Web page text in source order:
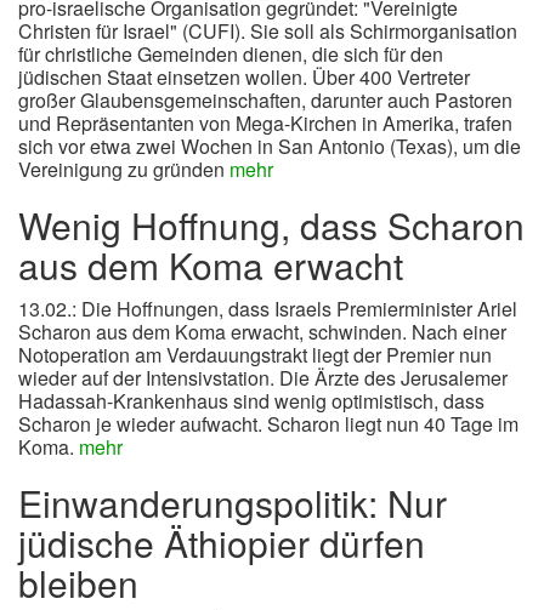
pro-israelische Organisation gegründet: "Vereinigte
Christen für Israel" (CUFI). Sie soll als Schirmorganisation
für christliche Gemeinden dienen, die sich für den
jüdischen Staat einsetzen wollen. Über 400 Vertreter
großer Glaubensgemeinschaften, darunter auch Pastoren
und Repräsentanten von Mega-Kirchen in Amerika, trafen
sich vor etwa zwei Wochen in San Antonio (Texas), um die
Vereinigung zu gründen mehr
Wenig Hoffnung, dass Scharon
aus dem Koma erwacht
13.02.: Die Hoffnungen, dass Israels Premierminister Ariel
Scharon aus dem Koma erwacht, schwinden. Nach einer
Notoperation am Verdauungstrakt liegt der Premier nun
wieder auf der Intensivstation. Die Ärzte des Jerusalemer
Hadassah-Krankenhaus sind wenig optimistisch, dass
Scharon je wieder aufwacht. Scharon liegt nun 40 Tage im
Koma. mehr
Einwanderungspolitik: Nur
jüdische Äthiopier dürfen
bleiben